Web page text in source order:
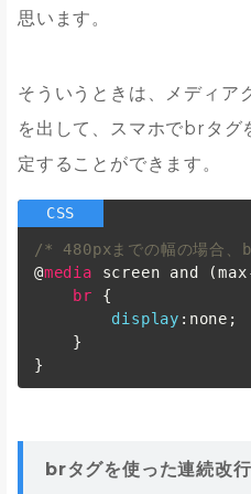
思います。
そういうときは、メディ
を出して、スマホでbrタグ
定することができます。
/* 480pxまでの幅の場合
@media screen and
br {
display :none;
    }
brタグを使った連続改